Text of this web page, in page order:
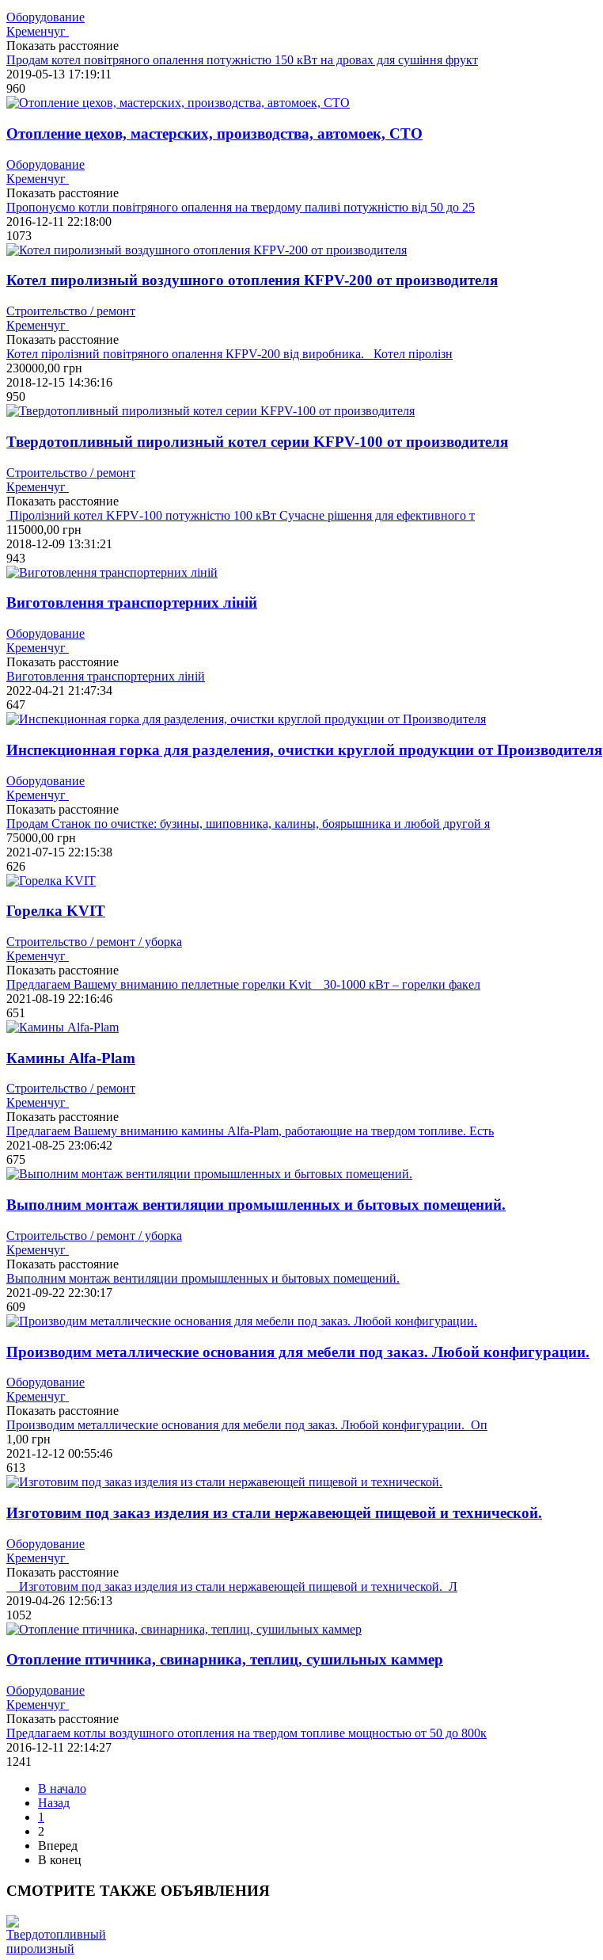
Оборудование
Кременчуг
Показать расстояние
Продам котел повітряного опалення потужністю 150 кВт на дровах для сушіння фрукт
2019-05-13 17:19:11
960
Отопление цехов, мастерских, производства, автомоек, СТО
Оборудование
Кременчуг
Показать расстояние
Пропонуємо котли повітряного опалення на твердому паливі потужністю від 50 до 25
2016-12-11 22:18:00
1073
Котел пиролизный воздушного отопления КFPV-200 от производителя
Строительство / ремонт
Кременчуг
Показать расстояние
Котел піролізний повітряного опалення КFPV-200 від виробника. Котел піролізн
230000,00 грн
2018-12-15 14:36:16
950
Твердотопливный пиролизный котел серии KFPV-100 от производителя
Строительство / ремонт
Кременчуг
Показать расстояние
Піролізний котел KFPV‑100 потужністю 100 кВт Сучасне рішення для ефективного т
115000,00 грн
2018-12-09 13:31:21
943
Виготовлення транспортерних ліній
Оборудование
Кременчуг
Показать расстояние
Виготовлення транспортерних ліній
2022-04-21 21:47:34
647
Инспекционная горка для разделения, очистки круглой продукции от Производителя
Оборудование
Кременчуг
Показать расстояние
Продам Станок по очистке: бузины, шиповника, калины, боярышника и любой другой я
75000,00 грн
2021-07-15 22:15:38
626
Горелка KVIT
Строительство / ремонт / уборка
Кременчуг
Показать расстояние
Предлагаем Вашему вниманию пеллетные горелки Kvit 30-1000 кВт – горелки факел
2021-08-19 22:16:46
651
Камины Alfa-Plam
Строительство / ремонт
Кременчуг
Показать расстояние
Предлагаем Вашему вниманию камины Alfa-Plam, работающие на твердом топливе. Есть
2021-08-25 23:06:42
675
Выполним монтаж вентиляции промышленных и бытовых помещений.
Строительство / ремонт / уборка
Кременчуг
Показать расстояние
Выполним монтаж вентиляции промышленных и бытовых помещений.
2021-09-22 22:30:17
609
Производим металлические основания для мебели под заказ. Любой конфигурации.
Оборудование
Кременчуг
Показать расстояние
Производим металлические основания для мебели под заказ. Любой конфигурации. Оп
1,00 грн
2021-12-12 00:55:46
613
Изготовим под заказ изделия из стали нержавеющей пищевой и технической.
Оборудование
Кременчуг
Показать расстояние
Изготовим под заказ изделия из стали нержавеющей пищевой и технической. Л
2019-04-26 12:56:13
1052
Отопление птичника, свинарника, теплиц, сушильных каммер
Оборудование
Кременчуг
Показать расстояние
Предлагаем котлы воздушного отопления на твердом топливе мощностью от 50 до 800к
2016-12-11 22:14:27
1241
В начало
Назад
1
2
Вперед
В конец
СМОТРИТЕ ТАКЖЕ ОБЪЯВЛЕНИЯ